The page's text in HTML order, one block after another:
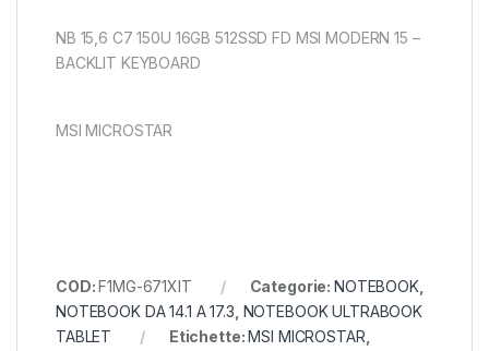
NB 15,6 C7 150U 16GB 512SSD FD MSI MODERN 15 –
BACKLIT KEYBOARD
MSI MICROSTAR
COD: F1MG-671XIT Categorie: NOTEBOOK,
NOTEBOOK DA 14.1 A 17.3, NOTEBOOK ULTRABOOK
TABLET
Etichette: MSI MICROSTAR,